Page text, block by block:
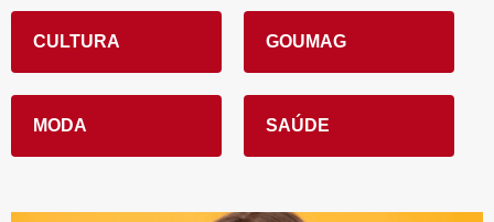
CULTURA GOUMAG
MODA SAÚDE